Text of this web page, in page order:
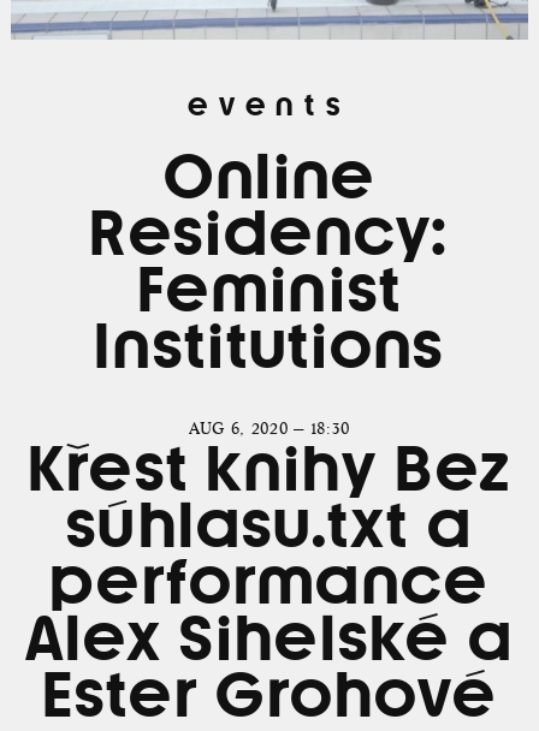
events
Online
Residency:
Feminist
Institutions
AUG 6, 2020 — 18:30
Křest knihy Bez
súhlasu.txt a
performance
Alex Sihelské a
Ester Grohové